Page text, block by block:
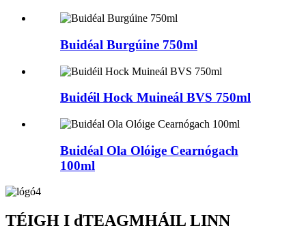
Buidéal Burgúine 750ml
Buidéil Hock Muineál BVS 750ml
Buidéal Ola Olóige Cearnógach
100ml
TÉIGH I dTEAGMHÁIL LINN